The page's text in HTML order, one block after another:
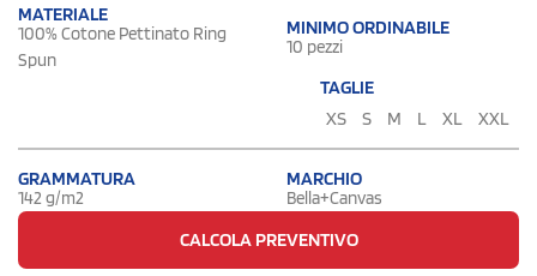
MATERIALE
100% Cotone Pettinato Ring
Spun
MINIMO ORDINABILE
10 pezzi
TAGLIE
XS
S M L XL XXL
GRAMMATURA
142 g/m2
MARCHIO
Bella+Canvas
CALCOLA PREVENTIVO